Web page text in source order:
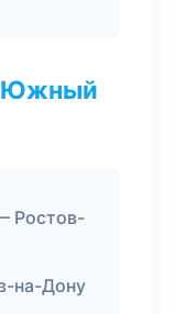
Южный
Ростов-
на-Дону